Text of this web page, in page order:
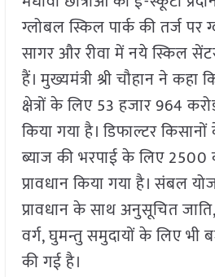
ग्लोबल स्किल पार्क की तर्ज पर
सागर और रीवा में नये स्किल
हैं। मुख्यमंत्री श्री चौहान ने
क्षेत्रों के लिए 53 हजार 964
किया गया है। डिफाल्टर
ब्याज की भरपाई के लिए
प्रावधान किया गया है। संबल
प्रावधान के साथ अनुसूचित
वर्ग, घुमन्तु समुदायों के लिए भी
की गई है।